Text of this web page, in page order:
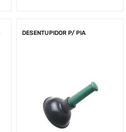
DESENTUPIDOR P/ PIA